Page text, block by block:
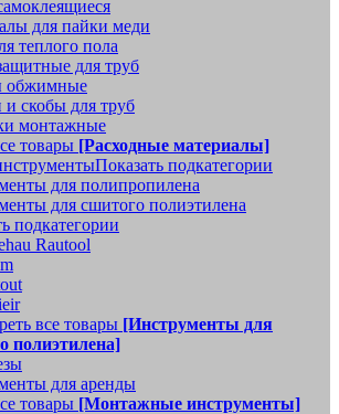
для пайки меди
теплого пола
для труб
обжимные
скобы для труб
монтажные
товары [Расходные материалы]
Показать подкатегории
для полипропилена
для сшитого полиэтилена
подкатегории
Rautool
все товары [Инструменты для
полиэтилена]
для аренды
товары [Монтажные инструменты]